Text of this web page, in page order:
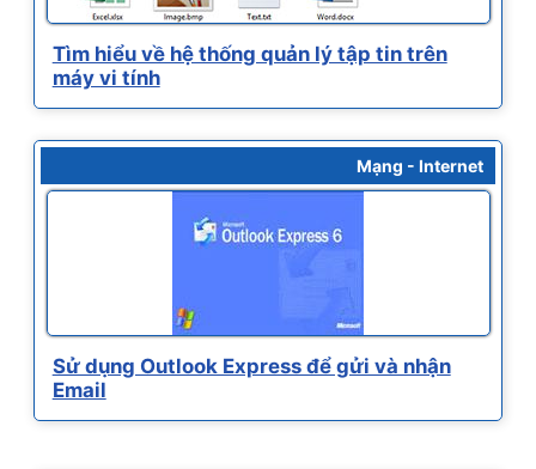
Tìm hiểu về hệ thống quản lý tập tin trên
máy vi tính
Mạng - Internet
Sử dụng Outlook Express để gửi và nhận
Email